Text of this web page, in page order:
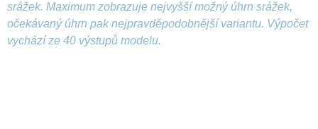
srážek. Maximum zobrazuje nejvyšší možný úhrn srážek,
očekávaný úhrn pak nejpravděpodobnější variantu. Výpočet
vychází ze 40 výstupů modelu.